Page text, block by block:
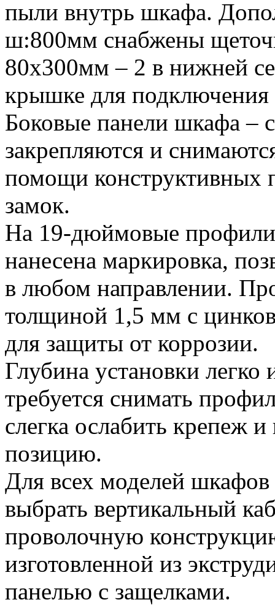
пыли внутрь шкафа.
ш:800мм снабжены
80х300мм – 2 в нижней
крышке для подключения
Боковые панели шкафа –
закрепляются и
помощи конструктивных
замок.
На 19-дюймовые
нанесена маркировка,
в любом направлении.
толщиной 1,5 мм с
для защиты от коррозии.
Глубина установки легко
требуется снимать
слегка ослабить крепеж
позицию.
Для всех моделей
выбрать вертикальный
проволочную
изготовленной из
панелью с защелками.